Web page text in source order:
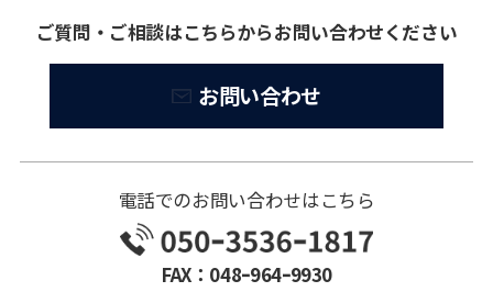
ご質問・ご相談はこちらからお問い合わせください
お問い合わせ
電話でのお問い合わせはこちら
FAX：048ｰ964ｰ9930